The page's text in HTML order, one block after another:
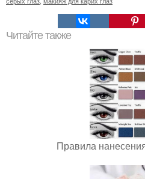
Читайте также
Правила